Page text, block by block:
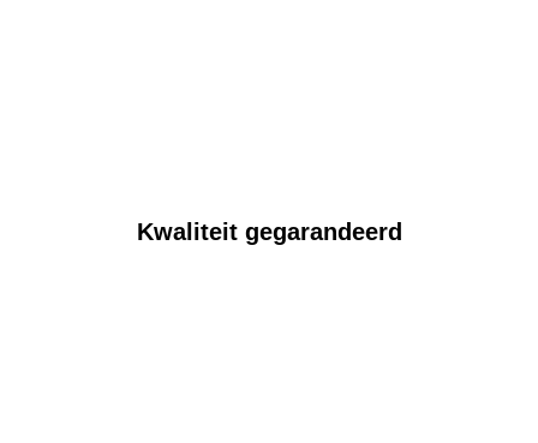
Kwaliteit gegarandeerd